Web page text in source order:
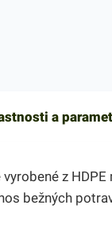
a
z
bežných